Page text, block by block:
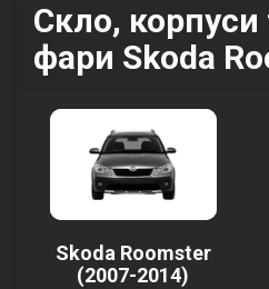
Скло, корпуси
фари Skoda
Skoda Roomster
(2007-2014)